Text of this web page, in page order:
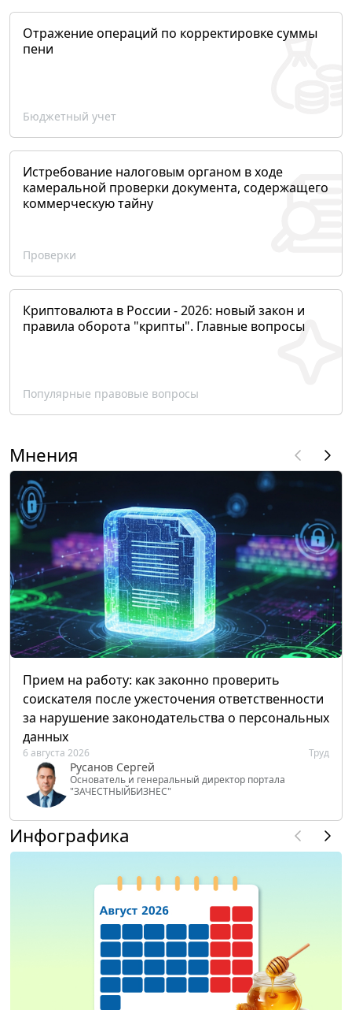
Отражение операций по корректировке суммы
пени
Бюджетный учет
Истребование налоговым органом в ходе
камеральной проверки документа, содержащего
коммерческую тайну
Проверки
Криптовалюта в России - 2026: новый закон и
правила оборота "крипты". Главные вопросы
Популярные правовые вопросы
Мнения
Прием на работу: как законно проверить
соискателя после ужесточения ответственности
за нарушение законодательства о персональных
данных
6 августа 2026 Труд
Русанов Сергей
Основатель и генеральный директор портала
"ЗАЧЕСТНЫЙБИЗНЕС"
Инфографика